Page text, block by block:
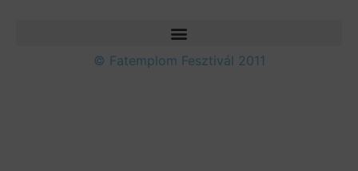
© Fatemplom Fesztivál 2011